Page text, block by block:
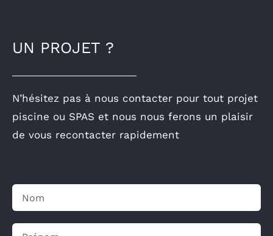
UN PROJET ?
N’hésitez pas à nous contacter pour tout projet
piscine ou SPAS et nous nous ferons un plaisir
de vous recontacter rapidement